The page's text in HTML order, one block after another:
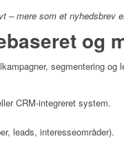
– mere som et nyhedsbrev
og
segmentering
CRM-integreret system.
leads, interesseområder).